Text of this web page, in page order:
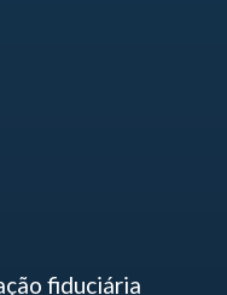
fiduciária